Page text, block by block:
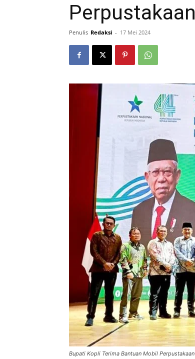
Perpustakaan
Penulis Redaksi - 17 Mei 2024
Bupati Kopli Terima Bantuan Mobil Perpustakaan